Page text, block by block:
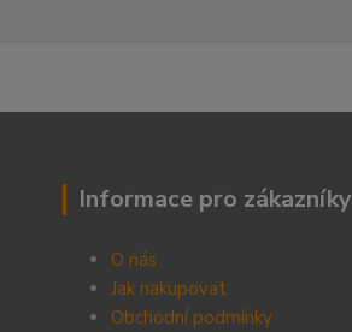
Informace pro zákazníky
O nás
Jak nakupovat
Obchodní podmínky